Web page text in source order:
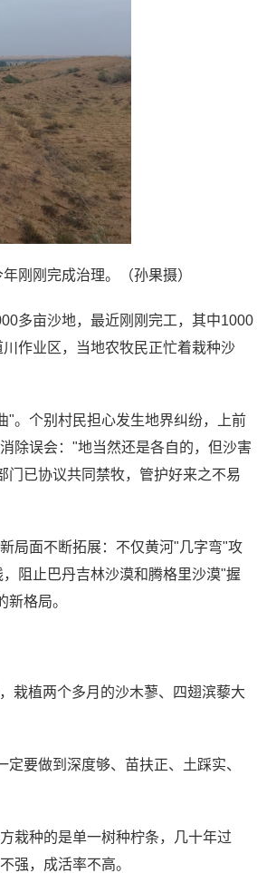
刚刚完成治理。（孙果摄）
多亩沙地，最近刚刚完工，其中1000
作业区，当地农牧民正忙着栽种沙
"。个别村民担心发生地界纠纷，上前
除误会："地当然还是各自的，但沙害
门已协议共同禁牧，管护好来之不易
局面不断拓展：不仅黄河"几字弯"攻
阻止巴丹吉林沙漠和腾格里沙漠"握
格局。
栽植两个多月的沙木蓼、四翅滨藜大
要做到深度够、苗扶正、土踩实、
栽种的是单一树种柠条，几十年过
强，成活率不高。